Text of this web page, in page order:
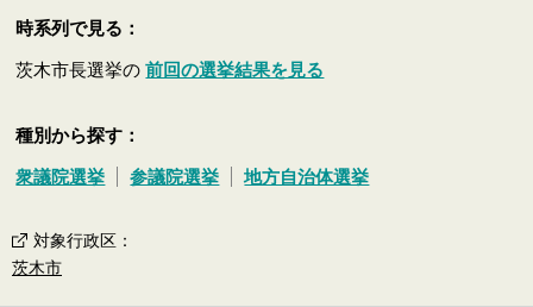
時系列で見る：
茨木市長選挙の前回の選挙結果を見る
種別から探す：
衆議院選挙 参議院選挙 地方自治体選挙
対象行政区 ：
茨木市